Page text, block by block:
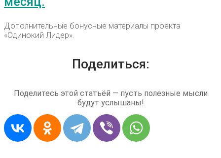
Дополнительные бонусные материалы проекта
«Одинокий Лидер».
Поделиться:
Поделитесь этой статьёй — пусть полезные мысли
будут услышаны!